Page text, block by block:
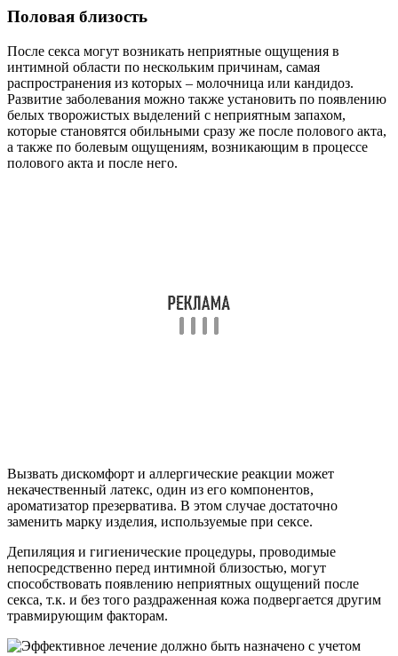
Половая близость
После секса могут возникать неприятные ощущения в
интимной области по нескольким причинам, самая
распространения из которых – молочница или кандидоз.
Развитие заболевания можно также установить по появлению
белых творожистых выделений с неприятным запахом,
которые становятся обильными сразу же после полового акта,
а также по болевым ощущениям, возникающим в процессе
полового акта и после него.
Вызвать дискомфорт и аллергические реакции может
некачественный латекс, один из его компонентов,
ароматизатор презерватива. В этом случае достаточно
заменить марку изделия, используемые при сексе.
Депиляция и гигиенические процедуры, проводимые
непосредственно перед интимной близостью, могут
способствовать появлению неприятных ощущений после
секса, т.к. и без того раздраженная кожа подвергается другим
травмирующим факторам.